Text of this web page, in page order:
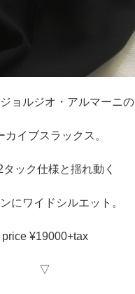
ョルジオ・アルマーニの
カイブスラックス。
タック仕様と揺れ動く
にワイドシルエット。
price ¥19000+tax
▽